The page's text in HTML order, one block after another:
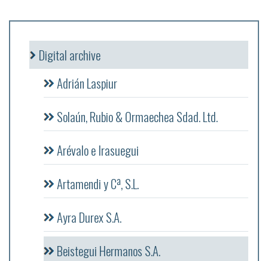
Digital archive
Adrián Laspiur
Solaún, Rubio & Ormaechea Sdad. Ltd.
Arévalo e Irasuegui
Artamendi y Cª, S.L.
Ayra Durex S.A.
Beistegui Hermanos S.A.